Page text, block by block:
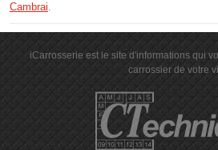
Cambrai.
iCarrosserie est le site d'informations qui
carrossier de votre